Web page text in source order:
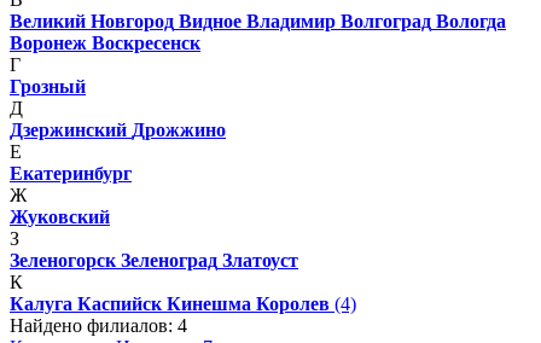
Великий Новгород Видное Владимир Волгоград Вологда
Воронеж Воскресенск
Г
Грозный
Д
Дзержинский Дрожжино
Е
Екатеринбург
Ж
Жуковский
З
Зеленогорск Зеленоград Златоуст
К
Калуга Каспийск Кинешма Королев (4)
Найдено филиалов: 4